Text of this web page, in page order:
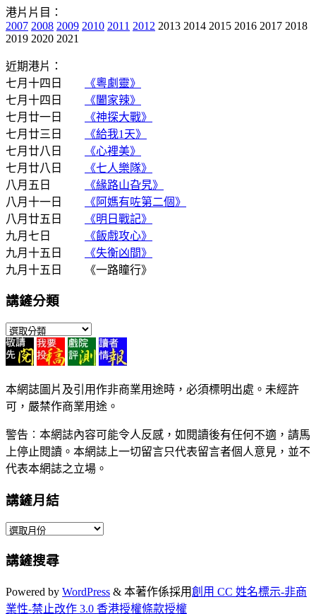
港片片目：
2007 2008 2009 2010 2011 2012 2013 2014 2015 2016 2017 2018
2019 2020 2021
近期港片：
七月十四日
《粵劇靈》
七月十四日
《闔家辣》
七月廿一日
《神探大戰》
七月廿三日
《給我1天》
七月廿八日
《心裡美》
七月廿八日
《七人樂隊》
八月五日
《緣路山旮旯》
八月十一日
《阿媽有咗第二個》
八月廿五日
《明日戰記》
九月七日
《飯戲攻心》
九月十五日
《失衡凶間》
九月十五日 《一路瞳行》
講鏟分類
講
鏟
分
類
本網誌圖片及引用作非商業用途時，必須標明出處。未經許
可，嚴禁作商業用途。
警告︰本網誌內容可能令人反感，如閱讀後有任何不適，請馬
上停止閱讀。本網誌上一切留言只代表留言者個人意見，並不
代表本網誌之立場。
講鏟月結
講
月
講鏟搜尋
Powered by WordPress & 本著作係採用創用 CC 姓名標示-非商
業性-禁止改作 3.0 香港授權條款授權